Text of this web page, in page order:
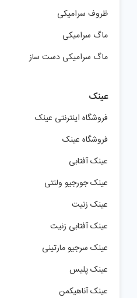
ظروف سرامیکی
ماگ سرامیکی
ماگ سرامیکی دست ساز
عینک
فروشگاه اینترنتی عینک
فروشگاه عینک
عینک آفتابی
عینک جورجیو ولنتی
عینک زنیت
عینک آفتابی زنیت
عینک سرجیو مارتینی
عینک پلیس
عینک آناهیکمن